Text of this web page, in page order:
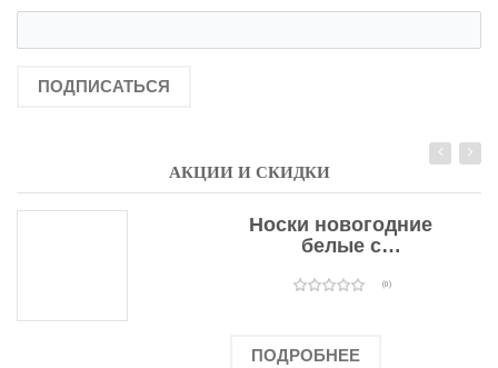
ПОДПИСАТЬСЯ
АКЦИИ И СКИДКИ
Носки новогодние
белые с
оленями(0)
ПОДРОБНЕЕ